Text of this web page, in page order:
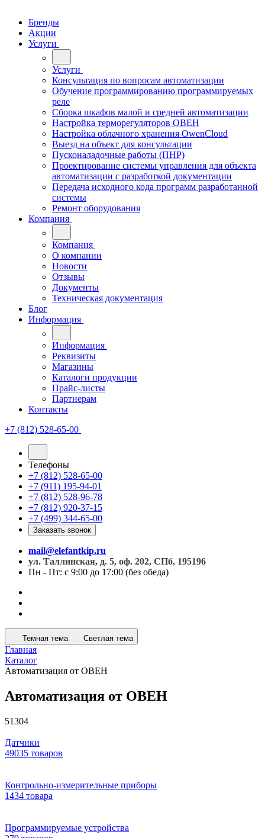
Бренды
Акции
Услуги
Услуги
Консультация по вопросам автоматизации
Обучение программированию программируемых
реле
Сборка шкафов малой и средней автоматизации
Настройка терморегуляторов ОВЕН
Настройка облачного хранения OwenCloud
Выезд на объект для консультации
Пусконаладочные работы (ПНР)
Проектирование системы управления для объекта
автоматизации с разработкой документации
Передача исходного кода программ разработанной
системы
Ремонт оборудования
Компания
Компания
О компании
Новости
Отзывы
Документы
Техническая документация
Блог
Информация
Информация
Реквизиты
Магазины
Каталоги продукции
Прайс-листы
Партнерам
Контакты
+7 (812) 528-65-00
Телефоны
+7 (812) 528-65-00
+7 (911) 195-94-01
+7 (812) 528-96-78
+7 (812) 920-37-15
+7 (499) 344-65-00
Заказать звонок
mail@elefantkip.ru
ул. Таллинская, д. 5, оф. 202, СПб, 195196
Пн - Пт: с 9:00 до 17:00 (без обеда)
Темная тема Светлая тема
Главная
Каталог
Автоматизация от ОВЕН
Автоматизация от ОВЕН
51304
Датчики
49035 товаров
Контрольно-измерительные приборы
1434 товара
Программируемые устройства